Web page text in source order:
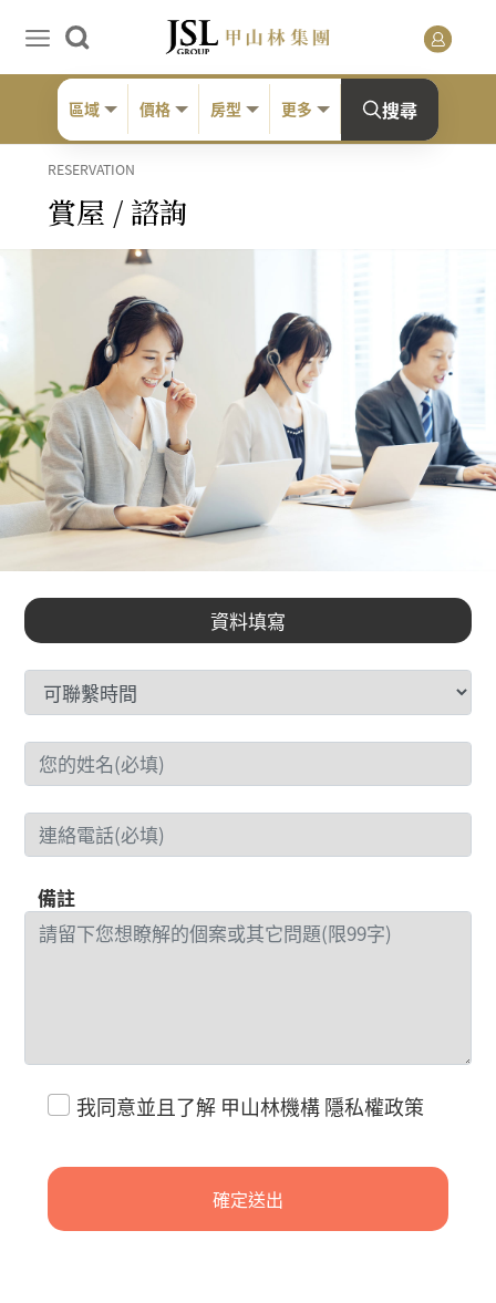
區域 價格 房型 更多 搜尋
賞屋 / 諮詢
RESERVATION
資料填寫
備註
我同意並且了解 甲山林機構 隱私權政策
確定送出